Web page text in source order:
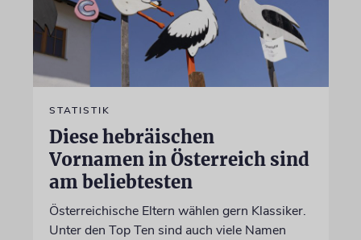
STATISTIK
Diese hebräischen
Vornamen in Österreich sind
am beliebtesten
Österreichische Eltern wählen gern Klassiker.
Unter den Top Ten sind auch viele Namen